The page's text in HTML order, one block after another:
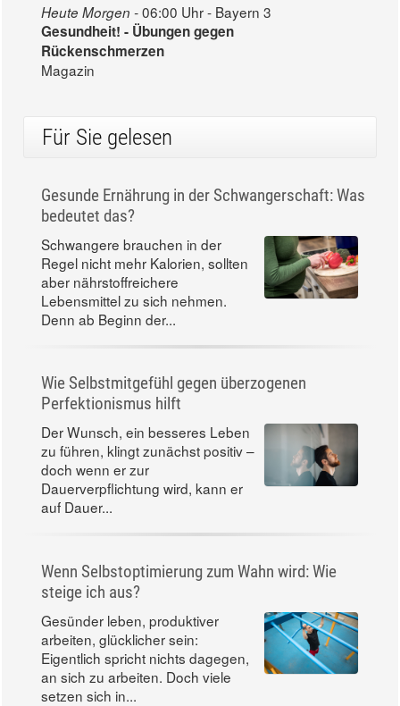
Heute Morgen -06:00 Uhr - Bayern 3
Gesundheit! - Übungen gegen
Rückenschmerzen
Magazin
Für Sie gelesen
Gesunde Ernährung in der Schwangerschaft: Was
bedeutet das?
Schwangere brauchen in der
Regel nicht mehr Kalorien, sollten
aber nährstoffreichere
Lebensmittel zu sich nehmen.
Denn ab Beginn der...
Wie Selbstmitgefühl gegen überzogenen
Perfektionismus hilft
Der Wunsch, ein besseres Leben
zu führen, klingt zunächst positiv –
doch wenn er zur
Dauerverpflichtung wird, kann er
auf Dauer...
Wenn Selbstoptimierung zum Wahn wird: Wie
steige ich aus?
Gesünder leben, produktiver
arbeiten, glücklicher sein:
Eigentlich spricht nichts dagegen,
an sich zu arbeiten. Doch viele
setzen sich in...